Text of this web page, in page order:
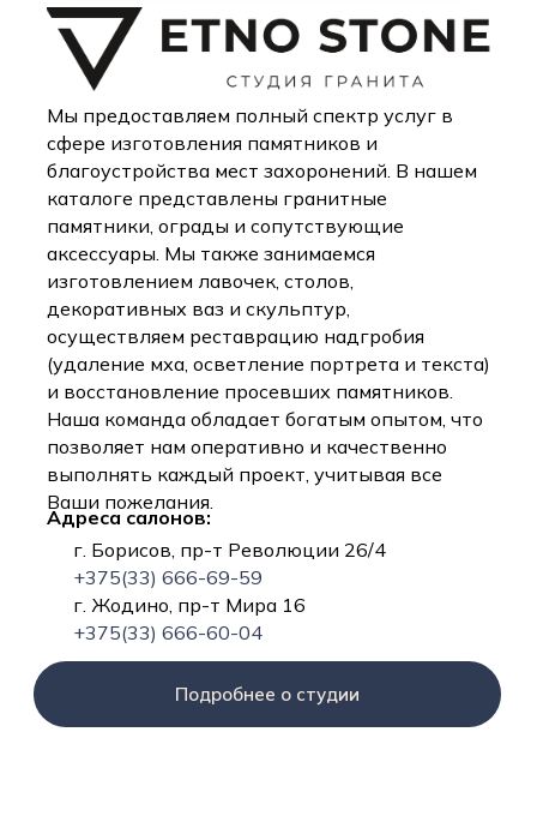
Мы предоставляем полный спектр услуг в
сфере изготовления памятников и
благоустройства мест захоронений. В нашем
каталоге представлены гранитные
памятники, ограды и сопутствующие
аксессуары. Мы также занимаемся
изготовлением лавочек, столов,
декоративных ваз и скульптур,
осуществляем реставрацию надгробия
(удаление мха, осветление портрета и текста)
и восстановление просевших памятников.
Наша команда обладает богатым опытом, что
позволяет нам оперативно и качественно
выполнять каждый проект, учитывая все
Ваши пожелания.
Адреса салонов:
г. Борисов, пр-т Революции 26/4
+375(33) 666-69-59
г. Жодино, пр-т Мира 16
+375(33) 666-60-04
Подробнее о студии